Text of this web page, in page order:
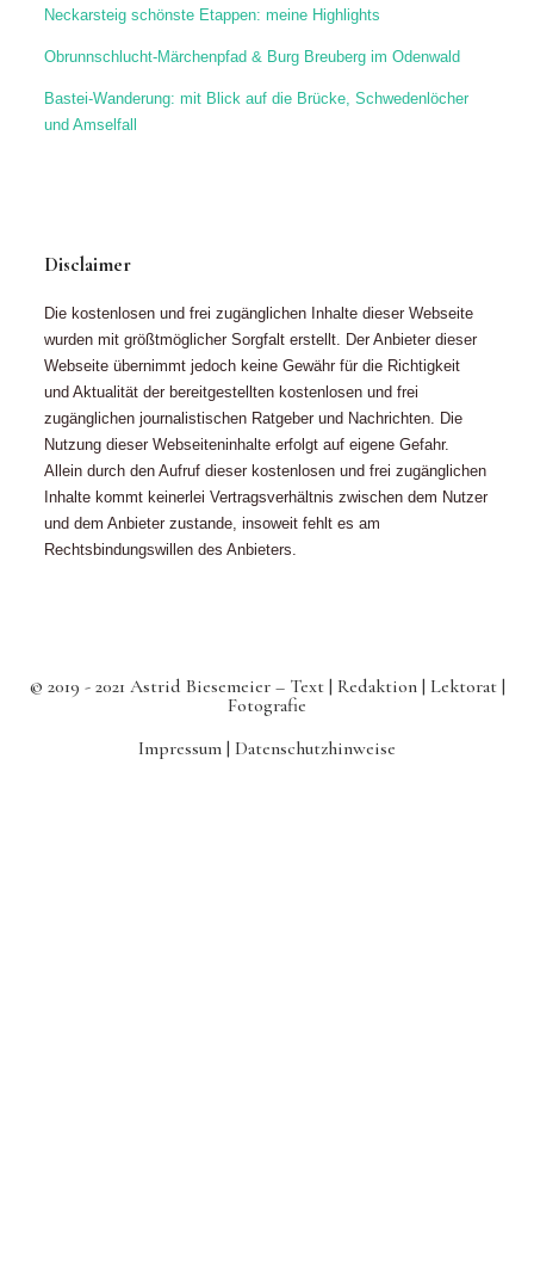
Neckarsteig schönste Etappen: meine Highlights
Obrunnschlucht-Märchenpfad & Burg Breuberg im Odenwald
Bastei-Wanderung: mit Blick auf die Brücke, Schwedenlöcher
und Amselfall
Disclaimer
Die kostenlosen und frei zugänglichen Inhalte dieser Webseite
wurden mit größtmöglicher Sorgfalt erstellt. Der Anbieter dieser
Webseite übernimmt jedoch keine Gewähr für die Richtigkeit
und Aktualität der bereitgestellten kostenlosen und frei
zugänglichen journalistischen Ratgeber und Nachrichten. Die
Nutzung dieser Webseiteninhalte erfolgt auf eigene Gefahr.
Allein durch den Aufruf dieser kostenlosen und frei zugänglichen
Inhalte kommt keinerlei Vertragsverhältnis zwischen dem Nutzer
und dem Anbieter zustande, insoweit fehlt es am
Rechtsbindungswillen des Anbieters.
© 2019 - 2021 Astrid Biesemeier – Text | Redaktion | Lektorat |
Fotografie
Impressum | Datenschutzhinweise